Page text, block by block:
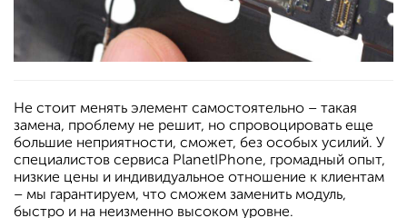
Не стоит менять элемент самостоятельно – такая
замена, проблему не решит, но спровоцировать еще
большие неприятности, сможет, без особых усилий. У
специалистов сервиса PlanetIPhone, громадный опыт,
низкие цены и индивидуальное отношение к клиентам
– мы гарантируем, что сможем заменить модуль,
быстро и на неизменно высоком уровне.